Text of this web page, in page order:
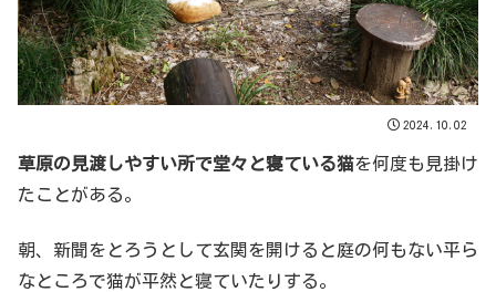
2024.10.02
草原の見渡しやすい所で堂々と寝ている猫を何度も見掛け
たことがある。
朝、新聞をとろうとして玄関を開けると庭の何もない平ら
なところで猫が平然と寝ていたりする。